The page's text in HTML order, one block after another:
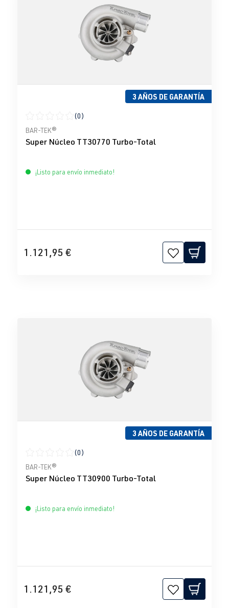
3 AÑOS DE GARANTÍA
Calificación promedio de 0 de 5 estrellas
(0)
BAR-TEK®
Super Núcleo TT30770 Turbo-Total
¡Listo para envío inmediato!
1.121,95 €
3 AÑOS DE GARANTÍA
Calificación promedio de 0 de 5 estrellas
(0)
BAR-TEK®
Super Núcleo TT30900 Turbo-Total
¡Listo para envío inmediato!
1.121,95 €